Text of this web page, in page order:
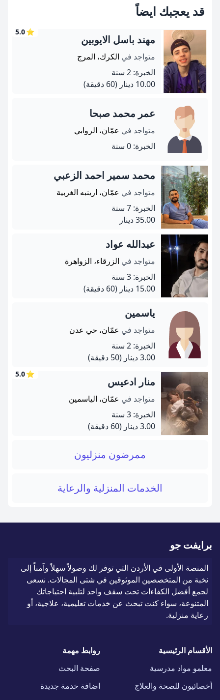
قد يعجبك ايضاً
⭐
5.0
مهند باسل الايوبين
متواجد في الكرك، المرج
الخبرة: 2 سنة
10.00 دينار
(60 دقيقة)
عمر محمد صبحا
متواجد في عمّان، الروابي
الخبرة: 0 سنة
محمد سمير احمد الزعبي
متواجد في عمّان، ارينبه الغربية
الخبرة: 7 سنة
35.00 دينار
عبدالله عواد
متواجد في الزرقاء، الزواهرة
الخبرة: 3 سنة
15.00 دينار
(60 دقيقة)
ياسمين
متواجد في عمّان، حي عدن
الخبرة: 2 سنة
3.00 دينار
(50 دقيقة)
⭐
5.0
منار ادعيس
متواجد في عمّان، الياسمين
الخبرة: 3 سنة
3.00 دينار
(60 دقيقة)
ممرضون منزليون
الخدمات المنزلية والرعاية
برايفت جو
المنصة الأولى في الأردن التي توفر لك وصولاً سهلاً وآمناً إلى
نخبة من المتخصصين الموثوقين في شتى المجالات. نسعى
لجمع أفضل الكفاءات تحت سقف واحد لتلبية احتياجاتك
المتنوعة، سواء كنت تبحث عن خدمات تعليمية، علاجية، أو
رعاية منزلية.
الأقسام الرئيسية
معلمو مواد مدرسية
أخصائيون للصحة والعلاج
روابط مهمة
صفحة البحث
اضافة خدمة جديدة